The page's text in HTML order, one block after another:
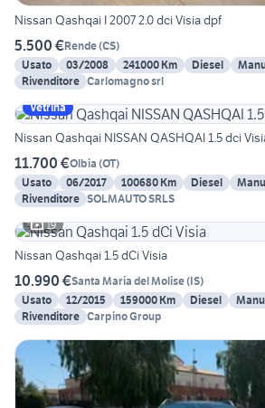
Nissan Qashqai I 2007 2.0 dci Visia dpf
5.500 €Rende(CS)
Usato
03/2008 241000 Km Diesel
Rivenditore Carlomagno srl
Vetrina
Nissan Qashqai NISSAN QASHQAI 1.5 dci
11.700 €Olbia (OT)
Usato
06/2017 100680 Km Diesel
Rivenditore SOLMAUTO SRLS
19
Nissan Qashqai 1.5 dCi Visia
10.990 €Santa Maria del Molise(IS)
Usato
12/2015 159000 Km Diesel
Rivenditore Carpino Group